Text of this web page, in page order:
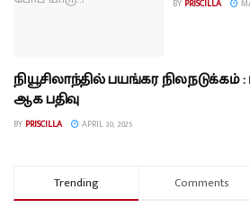
BY PRISCILLA
BREAKING NEWS
நியூசிலாந்தில் பயங்கர நிலநடுக்கம்
ஆக பதிவு
BY PRISCILLA APRIL 30, 2025
Trending Comments